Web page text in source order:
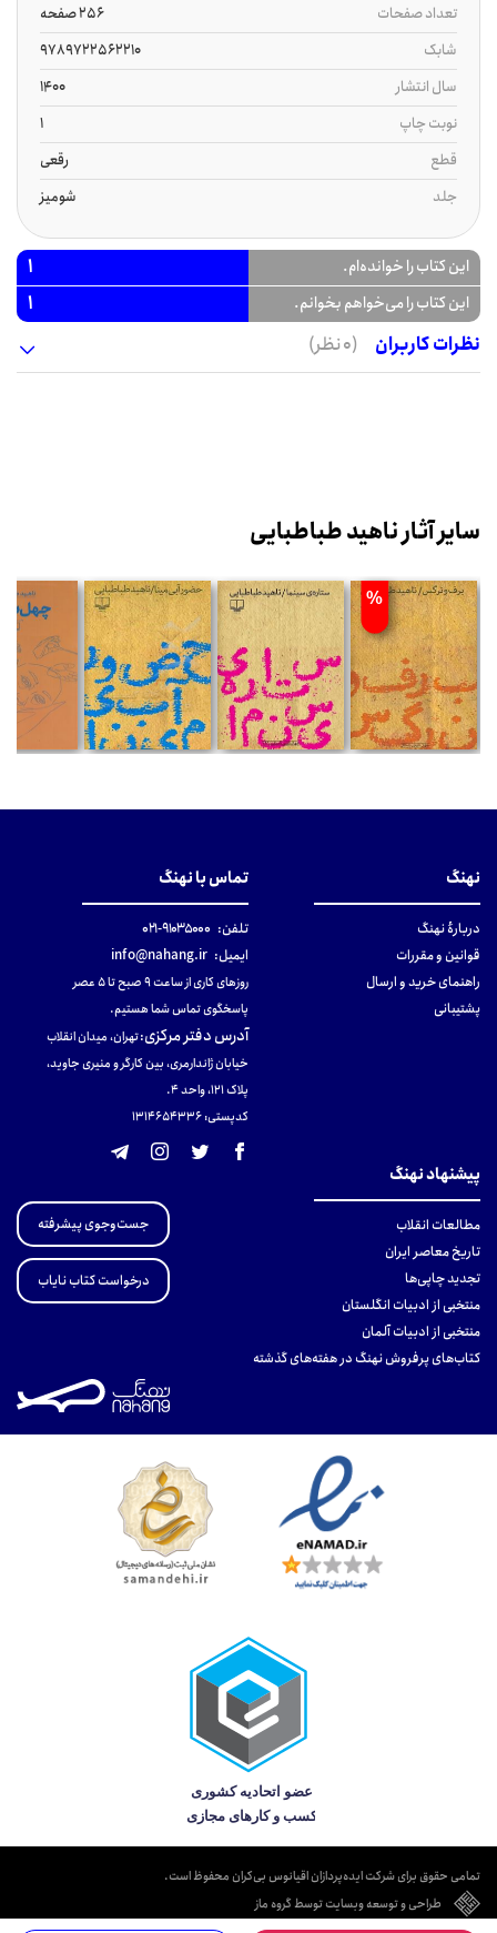
تعداد صفحات
256 صفحه
شابک
9789722562210
سال انتشار
1400
نوبت چاپ
1
قطع
رقعی
جلد
شومیز
این کتاب را خوانده‌ام. 1
این کتاب را می‌خواهم بخوانم.
1
نظرات کاربران
(0 نظر)
سایر آثار ناهید طباطبایی
%
نهنگ
دربارهٔ نهنگ
قوانین و مقررات
راهنمای خرید و ارسال
پشتیبانی
تماس با نهنگ
تلفن: ۹۱۰۳۵۰۰۰-۰۲۱
ایمیل: info@nahang.ir
روزهای کاری از ساعت ۹ صبح تا ۵ عصر
پاسخگوی تماس شما هستیم.
آدرس دفتر مرکزی:تهران، میدان انقلاب
خیابان ژاندارمری، بین کارگر و منیری جاوید،
پلاک 121، واحد ۴.
کدپستی: 131465433۶
پیشنهاد نهنگ
مطالعات انقلاب
تاریخ معاصر ایران
تجدید چاپی‌ها
منتخبی از ادبیات انگلستان
منتخبی از ادبیات آلمان
کتاب‌های پرفروش نهنگ در هفته‌های گذشته
جست‌وجوی پیشرفته
درخواست کتاب نایاب
تمامی حقوق برای شرکت ایده‌پردازان اقیانوس بی‌کران محفوظ است.
طراحی و توسعه وبسایت توسط گروه ماز